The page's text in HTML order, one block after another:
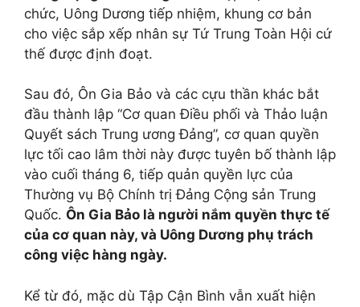
chức, Uông Dương tiếp nhiệm, khung cơ bản
cho việc sắp xếp nhân sự Tứ Trung Toàn Hội cứ
thế được định đoạt.
Sau đó, Ôn Gia Bảo và các cựu thần khác bắt
đầu thành lập “Cơ quan Điều phối và Thảo luận
Quyết sách Trung ương Đảng”, cơ quan quyền
lực tối cao lâm thời này được tuyên bố thành lập
vào cuối tháng 6, tiếp quản quyền lực của
Thường vụ Bộ Chính trị Đảng Cộng sản Trung
Quốc. Ôn Gia Bảo là người nắm quyền thực tế
của cơ quan này, và Uông Dương phụ trách
công việc hàng ngày.
Kể từ đó, mặc dù Tập Cận Bình vẫn xuất hiện